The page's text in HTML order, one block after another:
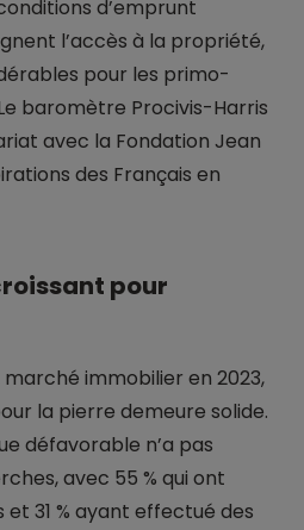
d’emprunt
l’accès à la propriété,
pour les primo-
baromètre Procivis-Harris
avec la Fondation Jean
des Français en
pour
immobilier en 2023,
la pierre demeure solide.
défavorable n’a pas
avec 55 % qui ont
31 % ayant effectué des